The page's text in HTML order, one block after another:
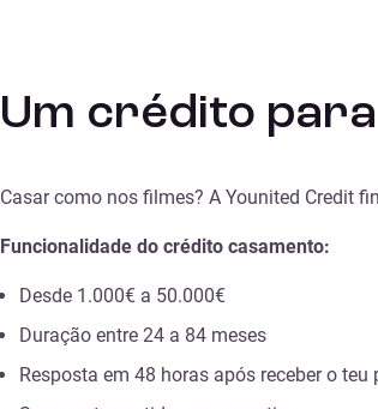
Um crédito
Casar como nos filmes? A Younited Credit
Funcionalidade do crédito casamento:
Desde 1.000€ a 50.000€
Duração entre 24 a 84 meses
Resposta em 48 horas após receber o